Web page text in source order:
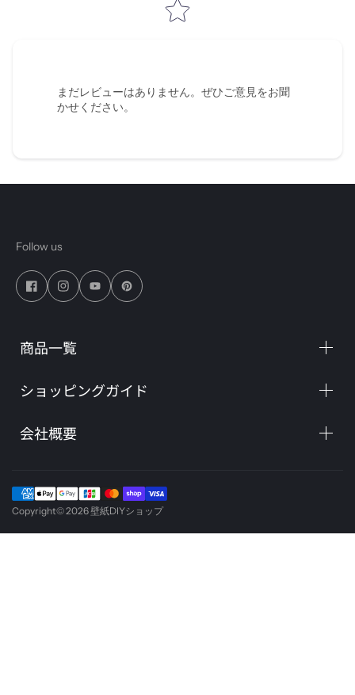
まだレビューはありません。ぜひご意見をお聞
かせください。
Follow us
商品一覧
ショッピングガイド
会社概要
Copyright© 2026壁紙DIYショップ